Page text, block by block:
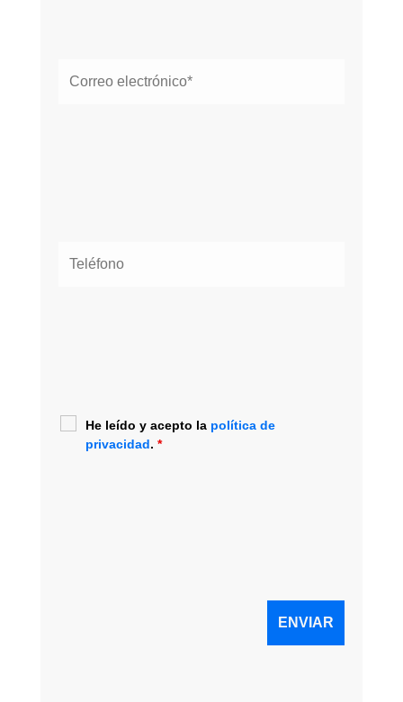
He leído y acepto la política de
privacidad. *